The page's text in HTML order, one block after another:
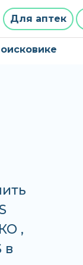
Для аптек
,
в